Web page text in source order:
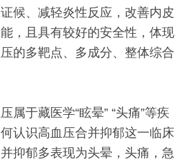
候、减轻炎性反应，改善内皮
，且具有较好的安全性，体现
的多靶点、多成分、整体综合
于藏医学“眩晕” “头痛”等疾
认识高血压合并抑郁这一临床
抑郁多表现为头晕，头痛，急